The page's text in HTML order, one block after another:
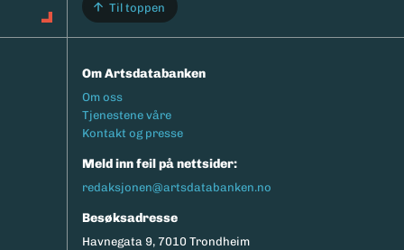
Til toppen
Om Artsdatabanken
Footermeny
Om oss
Tjenestene våre
Kontakt og presse
Meld inn feil på nettsider:
redaksjonen@artsdatabanken.no
Besøksadresse
Havnegata 9, 7010 Trondheim